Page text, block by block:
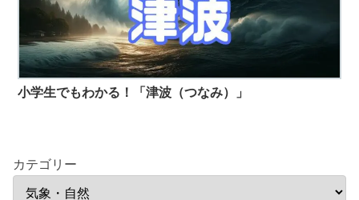
小学生でもわかる！「津波（つなみ）」
カテゴリー